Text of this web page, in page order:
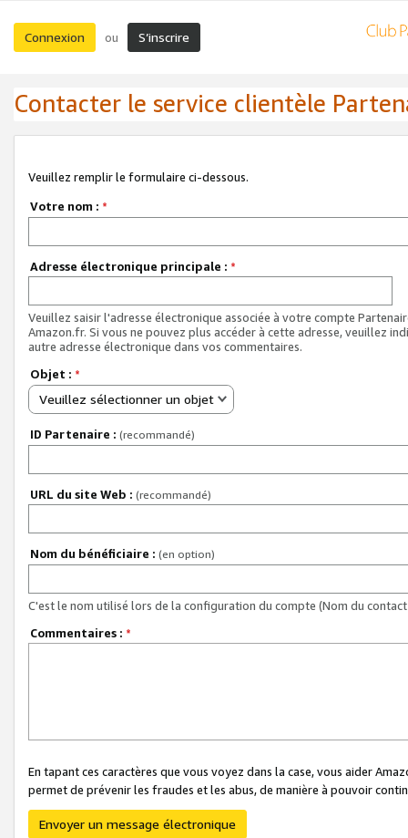
Connexion ou S’inscrire
Contacter le service clientèle
Veuillez remplir le formulaire ci-dessous.
Votre nom : *
Adresse électronique principale : *
Veuillez saisir l'adresse électronique associée à votre compte
Amazon.fr. Si vous ne pouvez plus accéder à cette adresse, veuillez
autre adresse électronique dans vos commentaires.
Objet : *
Veuillez sélectionner un objet
ID Partenaire : (recommandé)
URL du site Web : (recommandé)
Nom du bénéficiaire : (en option)
C'est le nom utilisé lors de la configuration du compte (Nom du
Commentaires : *
En tapant ces caractères que vous voyez dans la case, vous aider
permet de prévenir les fraudes et les abus, de manière à pouvoir
Envoyer un message électronique